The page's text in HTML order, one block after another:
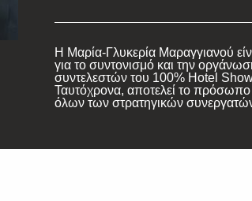
Η Μαρία-Γλυκερία Μαραγγιανού
για το συντονισμό και την
συντελεστών του 100% Hotel
Ταυτόχρονα, αποτελεί το
όλων των στρατηγικών